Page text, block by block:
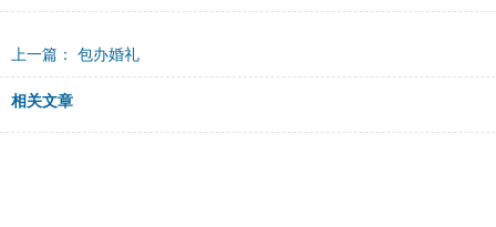
上一篇： 包办婚礼
相关文章